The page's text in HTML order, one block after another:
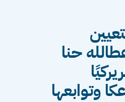
حنا
وتوابعها